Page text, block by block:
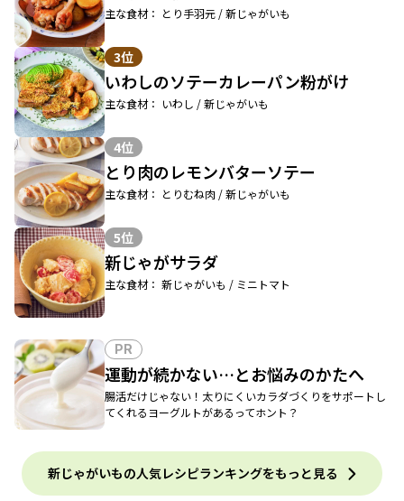
主な食材： とり手羽元 / 新じゃがいも
3位
いわしのソテーカレーパン粉がけ
主な食材： いわし / 新じゃがいも
4位
とり肉のレモンバターソテー
主な食材： とりむね肉 / 新じゃがいも
5位
新じゃがサラダ
主な食材： 新じゃがいも / ミニトマト
PR
運動が続かない…とお悩みのかたへ
腸活だけじゃない！太りにくいカラダづくりをサポートし
てくれるヨーグルトがあるってホント？
新じゃがいもの人気レシピランキングをもっと見る